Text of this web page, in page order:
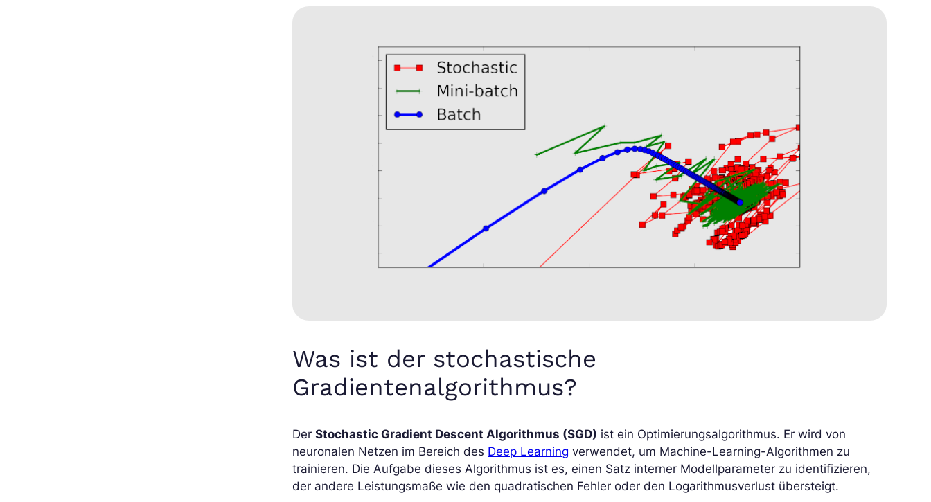
Was ist der stochastische
Gradientenalgorithmus?
DerStochastic Gradient Descent Algorithmus (SGD) ist ein Optimierungsalgorithmus. Er wird von
neuronalen Netzen im Bereich des Deep Learning verwendet, um Machine-Learning-Algorithmen zu
trainieren. Die Aufgabe dieses Algorithmus ist es, einen Satz interner Modellparameter zu identifizieren,
der andere Leistungsmaße wie den quadratischen Fehler oder den Logarithmusverlust übersteigt.